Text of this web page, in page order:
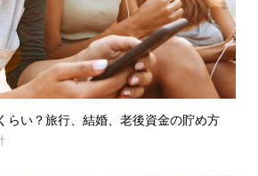
らい？旅行、結婚、老後資金の貯め方